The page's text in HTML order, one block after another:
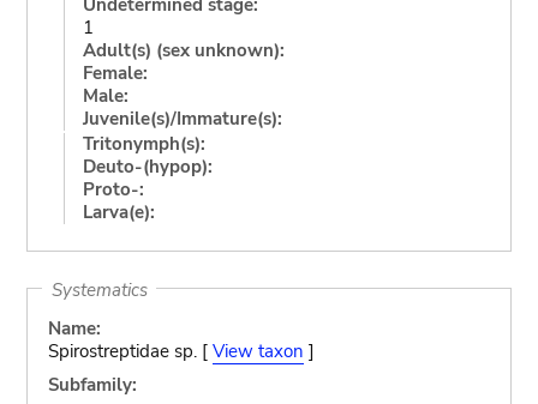
1
Adult(s) (sex unknown):
Female:
Male:
Juvenile(s)/Immature(s):
Tritonymph(s):
Deuto-(hypop):
Proto-:
Larva(e):
Systematics
Name:
Spirostreptidae sp. [ View taxon ]
Subfamily: